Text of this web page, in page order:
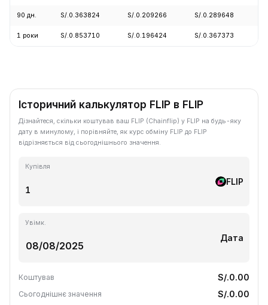
90 дн. S/.0.363824 S/.0.209266 S/.0.289648
1 роки S/.0.853710 S/.0.196424 S/.0.367373
Історичний калькулятор FLIP в FLIP
Дізнайтеся, скільки коштував ваш FLIP (Chainflip) у FLIP на будь-яку
дату в минулому, і порівняйте, як курс обміну FLIP до FLIP
відрізняється від сьогоднішнього значення.
Купівля
FLIP
Увімк.
Дата
Коштував S/.0.00
Сьогоднішнє значення S/.0.00